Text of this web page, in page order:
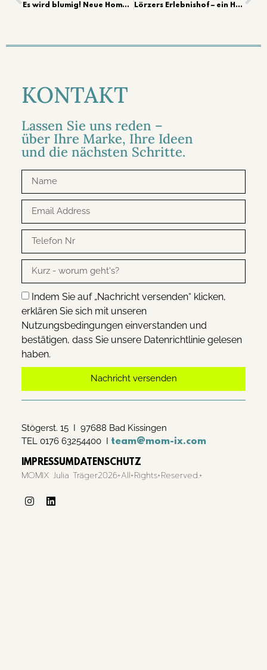
Es wird blumig! Neue Homepage für „Frau Blattwerk“ Lörzers Erlebnishof – ein Herzensprojekt wurde verwirklicht!
KONTAKT
Lassen Sie uns reden –
über Ihre Marke, Ihre Ideen
und die nächsten Schritte.
Indem Sie auf „Nachricht versenden“ klicken,
erklären Sie sich mit unseren
Nutzungsbedingungen einverstanden und
bestätigen, dass Sie unsere Datenrichtlinie gelesen
haben.
Nachricht versenden
Alternative:
Stögerst. 15 I 97688 Bad Kissingen
TEL 0176 63254400 I team@mom-ix.com
IMPRESSUMDATENSCHUTZ
MOMIX Julia Träger2026+All+Rights+Reserved.+